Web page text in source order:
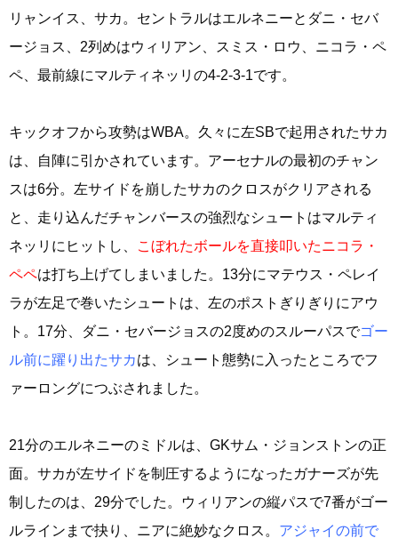
リャンイス、サカ。セントラルはエルネニーとダニ・セバ
ージョス、2列めはウィリアン、スミス・ロウ、ニコラ・ペ
ペ、最前線にマルティネッリの4-2-3-1です。
キックオフから攻勢はWBA。久々に左SBで起用されたサカ
は、自陣に引かされています。アーセナルの最初のチャン
スは6分。左サイドを崩したサカのクロスがクリアされる
と、走り込んだチャンバースの強烈なシュートはマルティ
ネッリにヒットし、
こぼれたボールを直接叩いたニコラ・
ペペは打ち上げてしまいました。13分にマテウス・ペレイ
ラが左足で巻いたシュートは、左のポストぎりぎりにアウ
ト。17分、ダニ・セバージョスの2度めのスルーパスでゴー
ル前に躍り出たサカは、シュート態勢に入ったところでフ
ァーロングにつぶされました。
21分のエルネニーのミドルは、GKサム・ジョンストンの正
面。サカが左サイドを制圧するようになったガナーズが先
制したのは、29分でした。ウィリアンの縦パスで7番がゴー
ルラインまで抉り、ニアに絶妙なクロス。 アジャイの前で